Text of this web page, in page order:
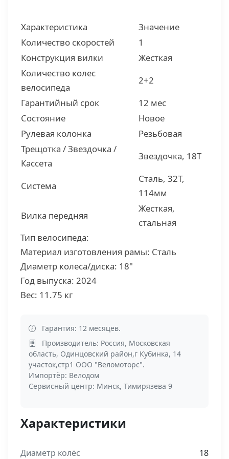
Характеристика
Значение
Количество скоростей
1
Конструкция вилки
Жесткая
Количество колес
велосипеда
2+2
Гарантийный срок
12 мес
Состояние
Новое
Рулевая колонка
Резьбовая
Трещотка / Звездочка /
Кассета
Звездочка, 18Т
Система
Сталь, 32Т,
114мм
Вилка передняя
Жесткая,
стальная
Тип велосипеда:
Материал изготовления рамы: Сталь
Диаметр колеса/диска: 18"
Год выпуска: 2024
Вес: 11.75 кг
Гарантия: 12 месяцев.
Производитель: Россия, Московская
область, Одинцовский район,г Кубинка, 14
участок,стр1 ООО "Веломоторс".
Импортёр: Велодом
Сервисный центр: Минск, Тимирязева 9
Характеристики
Диаметр колёс
18